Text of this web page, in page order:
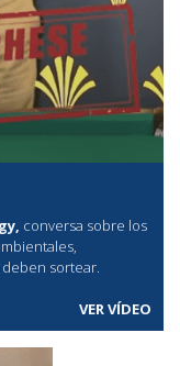
conversa sobre los
sortear.
VER VÍDEO